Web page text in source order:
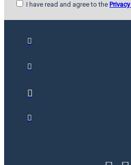
I have read and agree to the